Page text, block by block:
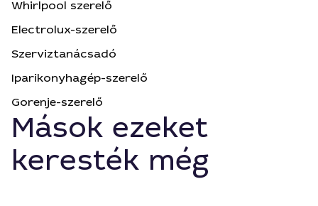
Whirlpool szerelő
Electrolux-szerelő
Szerviztanácsadó
Iparikonyhagép-szerelő
Gorenje-szerelő
Mások ezeket
keresték még